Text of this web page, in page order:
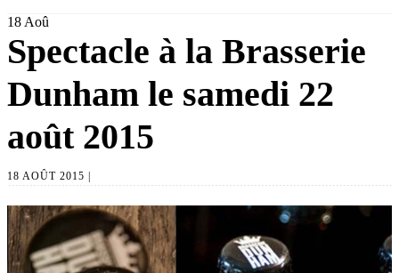
18Aoû
Spectacle à la Brasserie
Dunham le samedi 22
août 2015
18 AOÛT 2015 |